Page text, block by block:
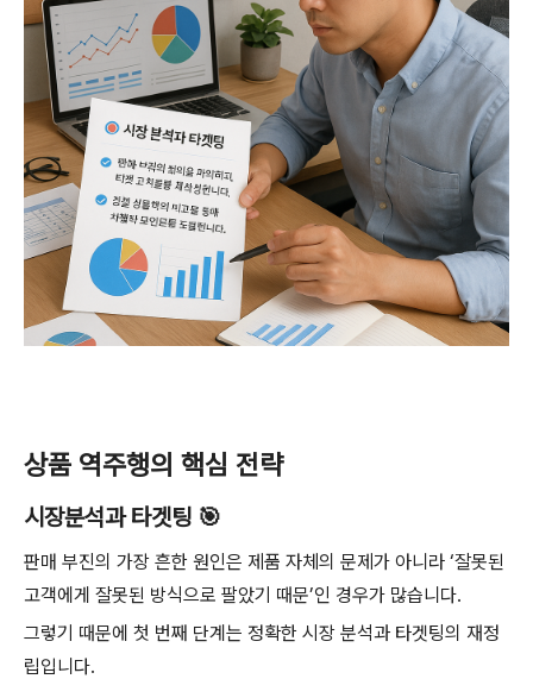
상품 역주행의 핵심 전략
시장분석과 타겟팅 🎯
판매 부진의 가장 흔한 원인은 제품 자체의 문제가 아니라 ‘잘못된
고객에게 잘못된 방식으로 팔았기 때문’인 경우가 많습니다.
그렇기 때문에 첫 번째 단계는 정확한 시장 분석과 타겟팅의 재정
립입니다.